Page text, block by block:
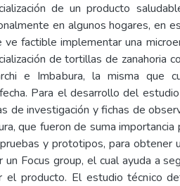
de un producto
en algunos hogares, en
ve factible implementar una
de tortillas de zanahoria
e Imbabura, la misma que
Para el desarrollo del
de investigación y fichas de
que fueron de suma
y prototipos, para obtener
un Focus group, el cual ayuda a
el producto. El estudio técnico